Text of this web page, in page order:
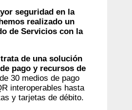
seguridad en la
realizado un
de Servicios con la
de una solución
pago y recursos de
30 medios de pago
interoperables hasta
y tarjetas de débito.